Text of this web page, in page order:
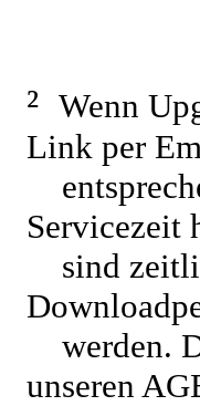
² Wenn
Link per
Servicezeit
sind
werden.
unseren